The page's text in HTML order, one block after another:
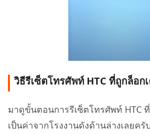
วิธีรีเซ็ตโทรศัพท์ HTC ที่ถูกล็อก
มาดูขั้นตอนการรีเซ็ตโทรศัพท์ HTC
เป็นค่าจากโรงงานดังด้านล่างเลยครับ